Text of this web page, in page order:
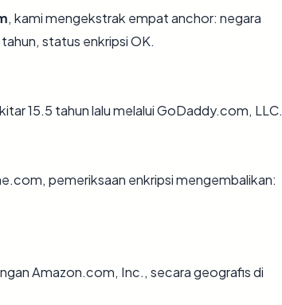
, kami mengekstrak empat anchor: negara
status enkripsi OK.
15.5 tahun lalu melalui GoDaddy.com, LLC.
pemeriksaan enkripsi mengembalikan:
Amazon.com, Inc., secara geografis di